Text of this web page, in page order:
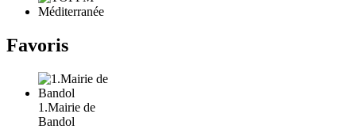
Favoris
1.Mairie de
Bandol